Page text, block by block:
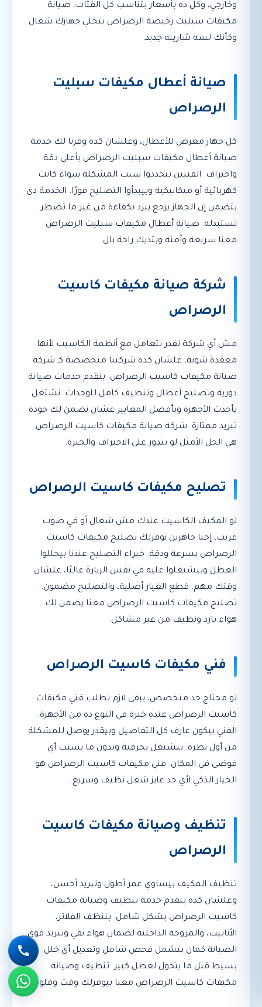
وخارجي، وكل ده بأسعار بتناسب كل الفئات. صيانة
مكيفات سبليت رخيصة الرصراص بتخلي جهازك شغال
وكأنك لسه شارينه جديد.
صيانة أعطال مكيفات سبليت
الرصراص
كل جهاز معرض للأعطال، وعلشان كده وفرنا لك خدمة
صيانة أعطال مكيفات سبليت الرصراص بأعلى دقة
واحتراف. الفنيين بيحددوا سبب المشكلة سواء كانت
كهربائية أو ميكانيكية وبيبدأوا التصليح فورًا. الخدمة دي
بتضمن إن الجهاز يرجع يبرد بكفاءة من غير ما تضطر
تستبدله. صيانة أعطال مكيفات سبليت الرصراص
معنا سريعة وآمنة وبتديك راحة بال.
شركة صيانة مكيفات كاسيت
الرصراص
مش أي شركة تقدر تتعامل مع أنظمة الكاسيت لأنها
معقدة شوية، علشان كده شركتنا متخصصة كـ شركة
صيانة مكيفات كاسيت الرصراص. بنقدم خدمات صيانة
دورية وتصليح أعطال وتنظيف كامل للوحدات. نشتغل
بأحدث الأجهزة وبأفضل المعايير عشان نضمن لك جودة
تبريد ممتازة. شركة صيانة مكيفات كاسيت الرصراص
هي الحل الأمثل لو بتدور على الاحتراف والخبرة.
تصليح مكيفات كاسيت الرصراص
لو المكيف الكاسيت عندك مش شغال أو في صوت
غريب، إحنا جاهزين نوفرلك تصليح مكيفات كاسيت
الرصراص بسرعة ودقة. خبراء التصليح عندنا بيحللوا
العطل وبيشتغلوا عليه في نفس الزيارة غالبًا، علشان
وقتك مهم. قطع الغيار أصلية، والتصليح مضمون.
تصليح مكيفات كاسيت الرصراص معنا يضمن لك
هواء بارد ونظيف من غير مشاكل.
فني مكيفات كاسيت الرصراص
لو محتاج حد متخصص، يبقى لازم تطلب فني مكيفات
كاسيت الرصراص عنده خبرة في النوع ده من الأجهزة.
الفني بيكون عارف كل التفاصيل وبيقدر يوصل للمشكلة
من أول نظرة. بيشتغل بحرفية وبدون ما يسبب أي
فوضى في المكان. فني مكيفات كاسيت الرصراص هو
الخيار الذكي لأي حد عايز شغل نظيف وسريع.
تنظيف وصيانة مكيفات كاسيت
الرصراص
تنظيف المكيف بيساوي عمر أطول وتبريد أحسن،
وعلشان كده بنقدم خدمة تنظيف وصيانة مكيفات
كاسيت الرصراص بشكل شامل. بننظف الفلاتر،
الأنابيب، والمروحة الداخلية لضمان هواء نقي وتبريد قوي.
الصيانة كمان بتشمل فحص شامل وتعديل أي خلل
بسيط قبل ما يتحول لعطل كبير. تنظيف وصيانة
مكيفات كاسيت الرصراص معنا بيوفرلك وقت وفلوس.